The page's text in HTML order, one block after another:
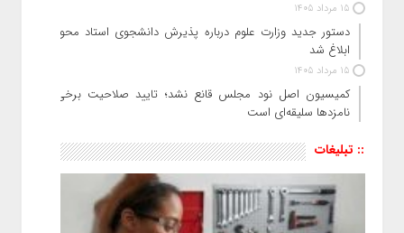
15 مرداد 1405
دستور جدید وزارت علوم درباره پذیرش دانشجوی استاد محور
ابلاغ شد
15 مرداد 1405
کمیسیون اصل نود مجلس قانع نشد؛ تایید صلاحیت برخی
نامزدها سلیقه‌ای است
:: تبلیغات